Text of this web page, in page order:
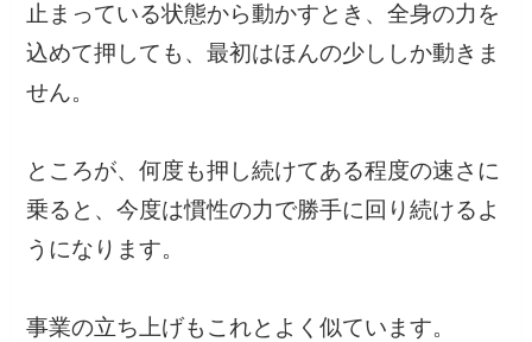
止まっている状態から動かすとき、全身の力を
込めて押しても、最初はほんの少ししか動きま
せん。
ところが、何度も押し続けてある程度の速さに
乗ると、今度は慣性の力で勝手に回り続けるよ
うになります。
事業の立ち上げもこれとよく似ています。